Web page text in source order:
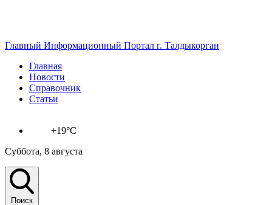
Главный Информационный Портал г. Талдыкорган
Главная
Новости
Справочник
Статьи
+19°C
Суббота, 8 августа
Поиск